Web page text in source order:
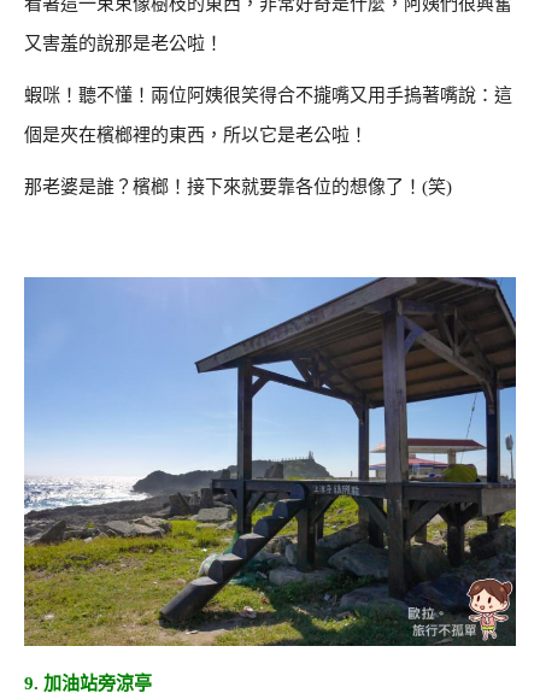
又害羞的說那是老公啦！
蝦咪！聽不懂！兩位阿姨很笑得合不攏嘴又用手摀著嘴說：這
個是夾在檳榔裡的東西，所以它是老公啦！
那老婆是誰？檳榔！接下來就要靠各位的想像了！(笑)
9. 加油站旁涼亭